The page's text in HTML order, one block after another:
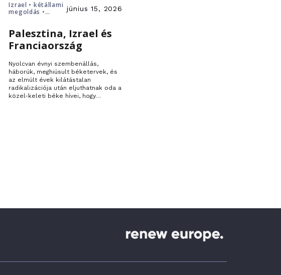
Izrael • kétállami
megoldás •
június 15, 2026
Palesztina, Izrael és
Franciaország
Nyolcvan évnyi szembenállás,
háborúk, meghiúsult béketervek, és
az elmúlt évek kilátástalan
radikalizációja után eljuthatnak oda a
közel-keleti béke hívei, hogy…